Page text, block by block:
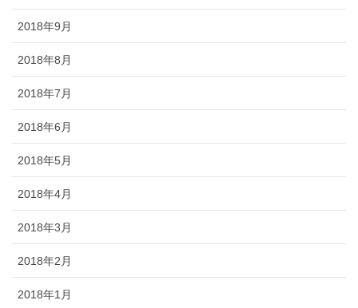
2018年9月
2018年8月
2018年7月
2018年6月
2018年5月
2018年4月
2018年3月
2018年2月
2018年1月